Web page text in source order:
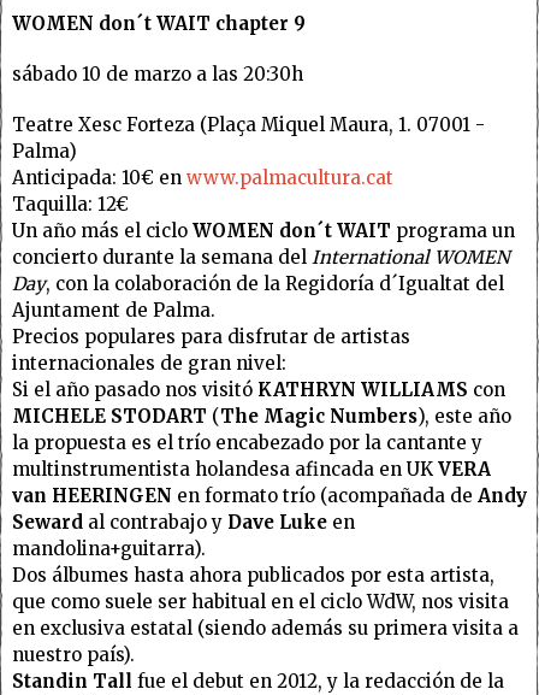
WOMEN don´t WAIT chapter 9
sábado 10 de marzo a las 20:30h
Teatre Xesc Forteza (Plaça Miquel Maura, 1. 07001 -
Palma)
Anticipada: 10€ en www.palmacultura.cat
Taquilla: 12€
Un año más el ciclo WOMEN don´t WAIT programa un
concierto durante la semana del International WOMEN
Day, con la colaboración de la Regidoría d´Igualtat del
Ajuntament de Palma.
Precios populares para disfrutar de artistas
internacionales de gran nivel:
Si el año pasado nos visitó KATHRYN WILLIAMS con
MICHELE STODART (The Magic Numbers), este año
la propuesta es el trío encabezado por la cantante y
multinstrumentista holandesa afincada en UK VERA
van HEERINGEN en formato trío (acompañada de Andy
Seward al contrabajo y Dave Luke en
mandolina+guitarra).
Dos álbumes hasta ahora publicados por esta artista,
que como suele ser habitual en el ciclo WdW, nos visita
en exclusiva estatal (siendo además su primera visita a
nuestro país).
Standin Tall fue el debut en 2012, y la redacción de la